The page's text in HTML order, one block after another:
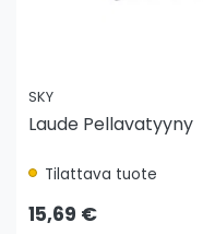
SKY
Laude Pellavatyyny
Tilattava tuote
15,69 €